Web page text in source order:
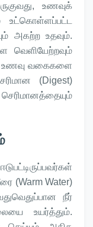
உணவுக்
உட்கொள்ளப்பட்ட
அகற்ற உதவும்.
வெளியேற்றவும்
உணவு வகைகளை
(Digest)
(Warm Water)
நீர்
உயர்த்தும்.